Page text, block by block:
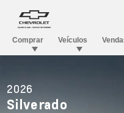
2026
Silverado